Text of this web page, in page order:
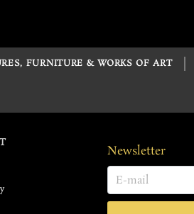
FURNITURE & WORKS OF ART
Newsletter